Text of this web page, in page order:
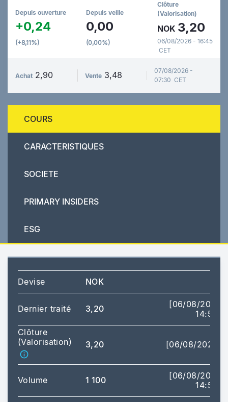
Depuis ouverture
+0,24
(+8,11%)
Depuis veille
0,00
(0,00%)
Clôture
(Valorisation)
NOK 3,20
06/08/2026 - 16:45
CET
Achat 2,90 Vente 3,48
07/08/2026 -
07:30 CET
COURS
CARACTERISTIQUES
SOCIETE
PRIMARY INSIDERS
ESG
Devise NOK
Dernier traité 3,20
[06/08/2026
14:50]
Clôture
(Valorisation)
3,20 [06/08/2026]
Volume 1 100
[06/08/2026
14:50]